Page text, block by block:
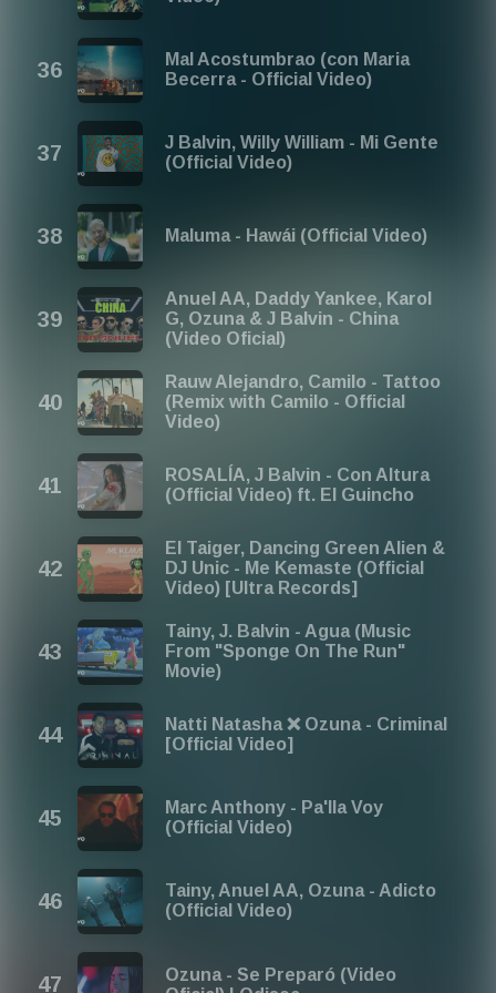
Mal Acostumbrao (con Maria
Becerra - Official Video)
J Balvin, Willy William - Mi Gente
(Official Video)
Maluma - Hawái (Official Video)
Anuel AA, Daddy Yankee, Karol
G, Ozuna & J Balvin - China
(Video Oficial)
Rauw Alejandro, Camilo - Tattoo
(Remix with Camilo - Official
Video)
ROSALÍA, J Balvin - Con Altura
(Official Video) ft. El Guincho
El Taiger, Dancing Green Alien &
DJ Unic - Me Kemaste (Official
Video) [Ultra Records]
Tainy, J. Balvin - Agua (Music
From "Sponge On The Run"
Movie)
Natti Natasha ❌ Ozuna - Criminal
[Official Video]
Marc Anthony - Pa'lla Voy
(Official Video)
Tainy, Anuel AA, Ozuna - Adicto
(Official Video)
Ozuna - Se Preparó (Video